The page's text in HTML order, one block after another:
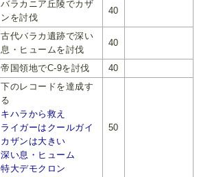
バラカニア丘陵でカザ
ンを討伐
40
古代バラカ遺跡で深い
息・ヒュームを討伐
40
帝国領地でC-9を討伐 40
下のレコードを達成す
る
キハラから救え
ライガーはクールガイ
カザンは大きい
深い息・ヒューム
特大デモクロン
50